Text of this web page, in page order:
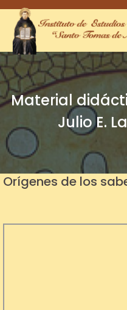
Material
Julio E.
Orígenes de los